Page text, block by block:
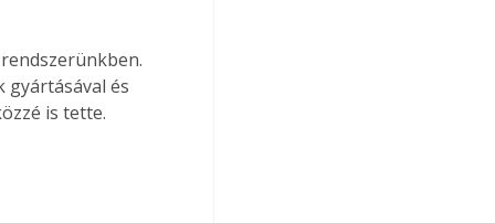
gyártásával és
is tette.